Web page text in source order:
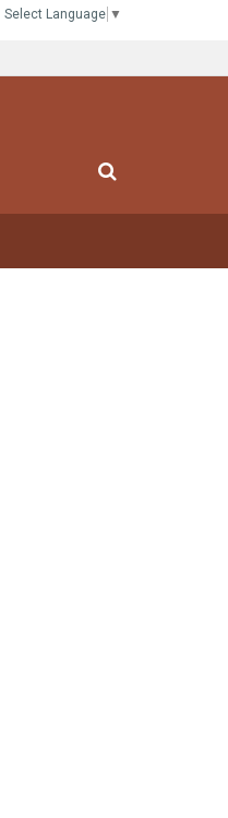
Select Language ▼